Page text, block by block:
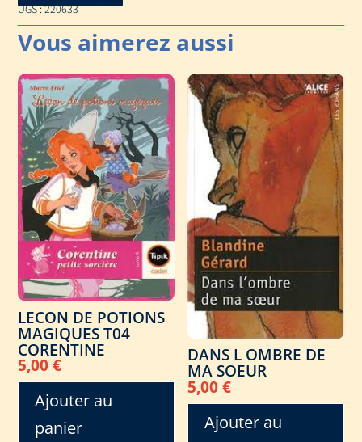
UGS :220633
LECON DE POTIONS
MAGIQUES T04
CORENTINE
5,00€
Ajouter au
panier
DANS L OMBRE DE
MA SOEUR
5,00€
Ajouter au